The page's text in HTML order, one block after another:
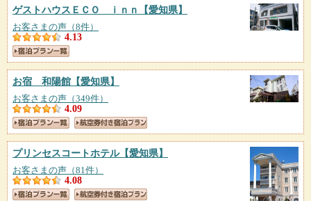
ゲストハウスＥＣＯ ｉｎｎ 【愛知県】
お客さまの声（8件）
4.13
お宿 和陽館 【愛知県】
お客さまの声（349件）
4.09
プリンセスコートホテル【愛知県】
お客さまの声（81件）
4.08